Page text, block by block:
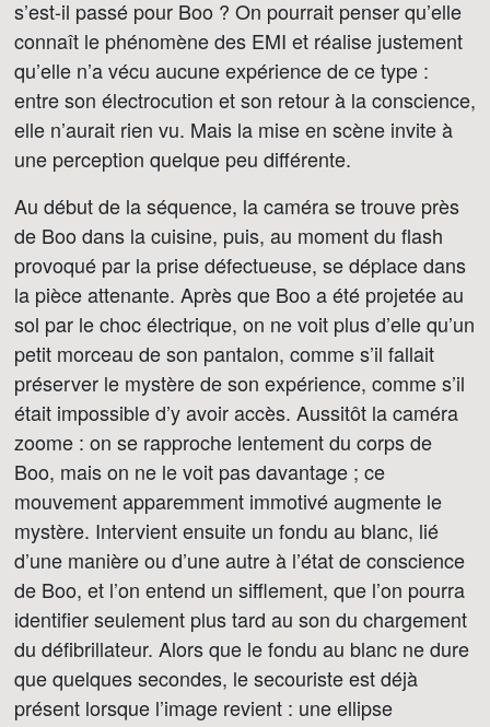
s’est-il passé pour Boo ? On pourrait penser qu’elle
connaît le phénomène des EMI et réalise justement
qu’elle n’a vécu aucune expérience de ce type :
entre son électrocution et son retour à la conscience,
elle n’aurait rien vu. Mais la mise en scène invite à
une perception quelque peu différente.
Au début de la séquence, la caméra se trouve près
de Boo dans la cuisine, puis, au moment du flash
provoqué par la prise défectueuse, se déplace dans
la pièce attenante. Après que Boo a été projetée au
sol par le choc électrique, on ne voit plus d’elle qu’un
petit morceau de son pantalon, comme s’il fallait
préserver le mystère de son expérience, comme s’il
était impossible d’y avoir accès. Aussitôt la caméra
zoome : on se rapproche lentement du corps de
Boo, mais on ne le voit pas davantage ; ce
mouvement apparemment immotivé augmente le
mystère. Intervient ensuite un fondu au blanc, lié
d’une manière ou d’une autre à l’état de conscience
de Boo, et l’on entend un sifflement, que l’on pourra
identifier seulement plus tard au son du chargement
du défibrillateur. Alors que le fondu au blanc ne dure
que quelques secondes, le secouriste est déjà
présent lorsque l’image revient : une ellipse